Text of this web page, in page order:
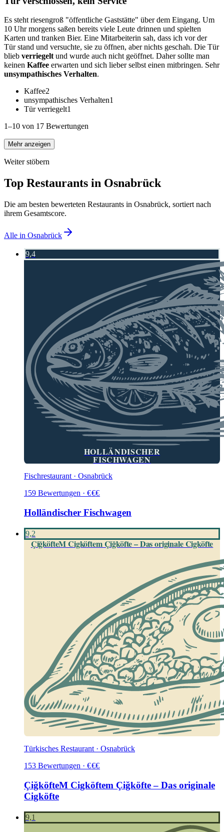
Es steht riesengroß "öffentliche Gaststätte" über dem Eingang. Um
10 Uhr morgens saßen bereits viele Leute drinnen und spielten
Karten und tranken Bier. Eine Mitarbeiterin sah, dass ich vor der
Tür stand und versuchte, sie zu öffnen, aber nichts geschah. Die Tür
blieb verriegelt und wurde auch nicht geöffnet. Daher sollte man
keinen Kaffee erwarten und sich lieber selbst einen mitbringen. Sehr
unsympathisches Verhalten.
Kaffee2
unsympathisches Verhalten1
Tür verriegelt1
1–10 von 17 Bewertungen
Mehr anzeigen
Weiter stöbern
Top Restaurants in Osnabrück
Die am besten bewerteten Restaurants in Osnabrück, sortiert nach
ihrem Gesamtscore.
Alle in Osnabrück
9,4
HOLLÄNDISCHER
FISCHWAGEN
Fischrestaurant · Osnabrück
159 Bewertungen · €€€
Holländischer Fischwagen
9,2
ÇiğköfteM Cigköftem Çiğköfte – Das originale Cigköfte
Türkisches Restaurant · Osnabrück
153 Bewertungen · €€€
ÇiğköfteM Cigköftem Çiğköfte – Das originale
Cigköfte
9,1